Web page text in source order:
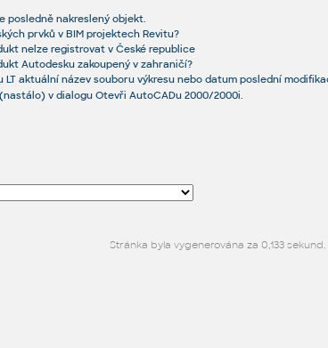
posledně nakreslený objekt.
prvků v BIM projektech Revitu?
nelze registrovat v České republice
Autodesku zakoupený v zahraničí?
LT aktuální název souboru výkresu nebo datum poslední
v dialogu Otevři AutoCADu 2000/2000i.
Stránka byla vygenerována za 0,133 sekund.